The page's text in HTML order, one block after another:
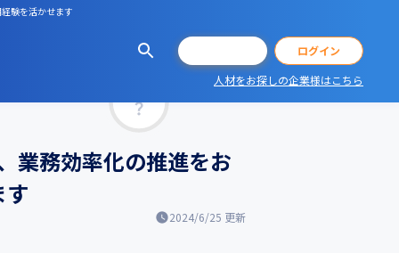
験を活かせます
ログイン
人材をお探しの企業様はこちら
業務効率化の推進をお
す
2024/6/25 更新